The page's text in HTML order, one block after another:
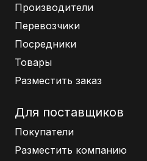
Производители
Перевозчики
Посредники
Товары
Разместить заказ
Для поставщиков
Покупатели
Разместить компанию